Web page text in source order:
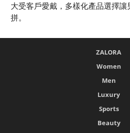
大受客戶愛戴，多樣化產品選擇讓
拼。
ZALORA
Women
Men
Luxury
Sports
Beauty